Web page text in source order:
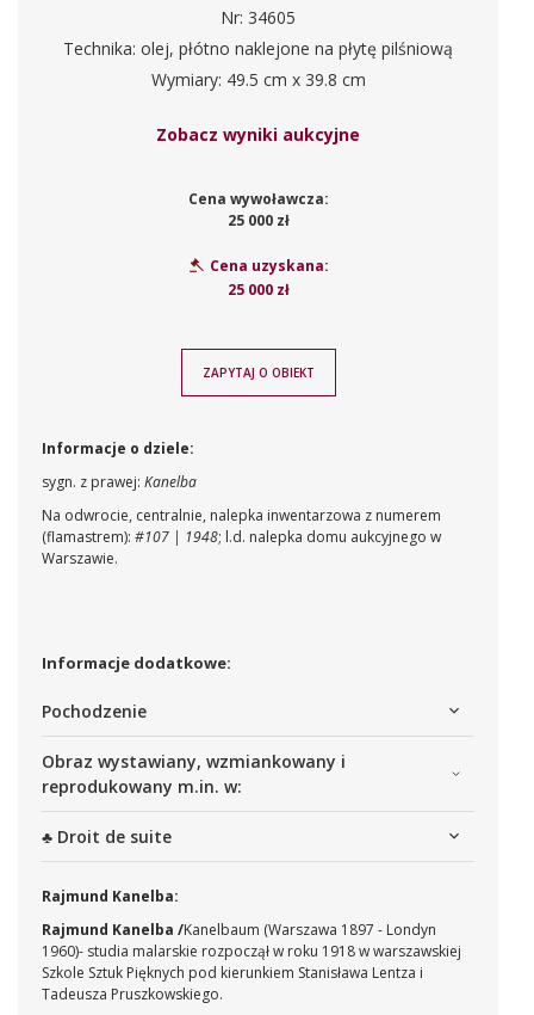
Nr: 34605
Technika: olej, płótno naklejone na płytę pilśniową
Wymiary: 49.5 cm x 39.8 cm
Zobacz wyniki aukcyjne
Cena wywoławcza:
25 000 zł
Cena uzyskana:
25 000 zł
ZAPYTAJ O OBIEKT
Informacje o dziele:
sygn. z prawej: Kanelba
Na odwrocie, centralnie, nalepka inwentarzowa z numerem
(flamastrem): #107 | 1948; l.d. nalepka domu aukcyjnego w
Warszawie.
Informacje dodatkowe:
Pochodzenie
Obraz wystawiany, wzmiankowany i
reprodukowany m.in. w:
♣ Droit de suite
Rajmund Kanelba:
Rajmund Kanelba /Kanelbaum (Warszawa 1897 - Londyn
1960)- studia malarskie rozpoczął w roku 1918 w warszawskiej
Szkole Sztuk Pięknych pod kierunkiem Stanisława Lentza i
Tadeusza Pruszkowskiego.